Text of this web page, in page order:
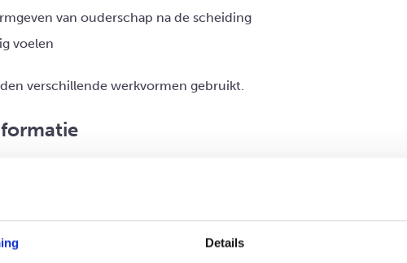
Details
van ouderschap na de scheiding
voelen
verschillende werkvormen gebruikt.
het boek ScheidingsATLAS te lezen. Je kunt dit boek online
Het boek is ook te leen in de meeste bibliotheken.